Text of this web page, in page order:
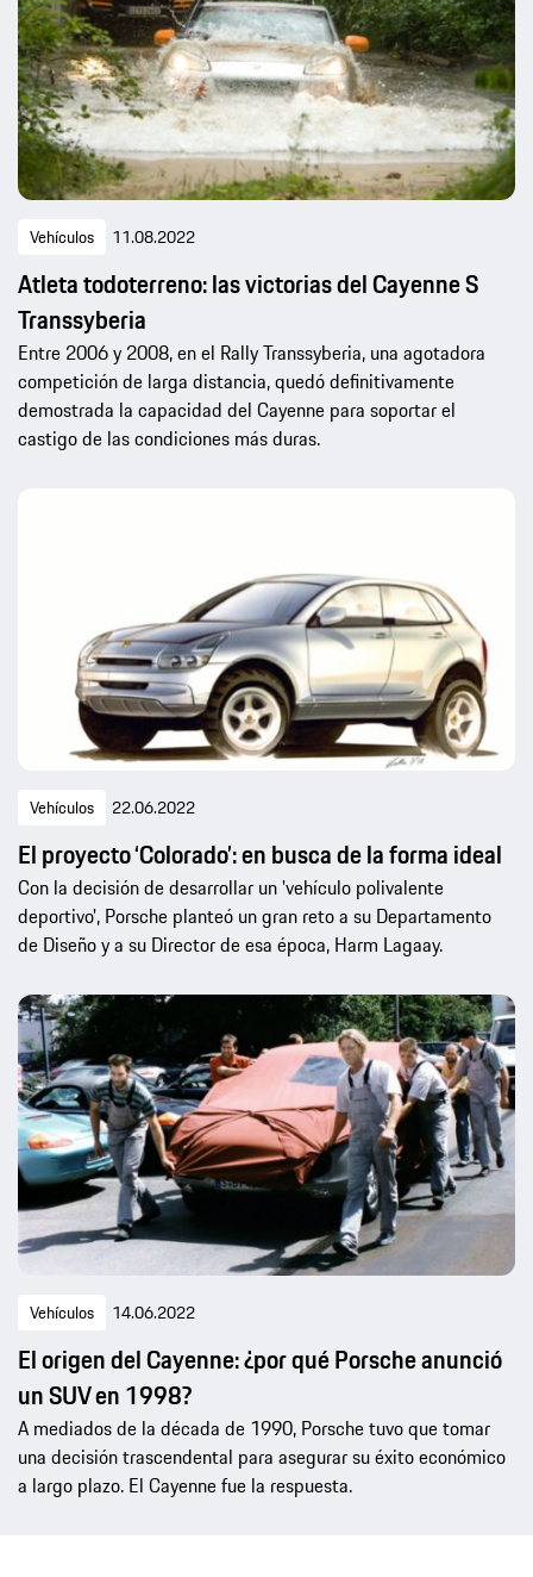
Vehículos 11.08.2022
Atleta todoterreno: las victorias del Cayenne S
Transsyberia
Entre 2006 y 2008, en el Rally Transsyberia, una agotadora
competición de larga distancia, quedó definitivamente
demostrada la capacidad del Cayenne para soportar el
castigo de las condiciones más duras.
Vehículos 22.06.2022
El proyecto ‘Colorado’: en busca de la forma ideal
Con la decisión de desarrollar un 'vehículo polivalente
deportivo', Porsche planteó un gran reto a su Departamento
de Diseño y a su Director de esa época, Harm Lagaay.
Vehículos 14.06.2022
El origen del Cayenne: ¿por qué Porsche anunció
un SUV en 1998?
A mediados de la década de 1990, Porsche tuvo que tomar
una decisión trascendental para asegurar su éxito económico
a largo plazo. El Cayenne fue la respuesta.